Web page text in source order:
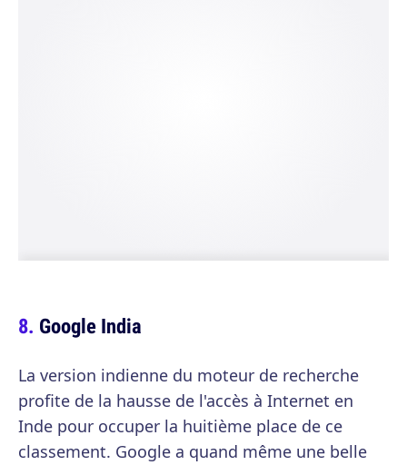
Google India
La version indienne du moteur de recherche
profite de la hausse de l'accès à Internet en
Inde pour occuper la huitième place de ce
classement. Google a quand même une belle